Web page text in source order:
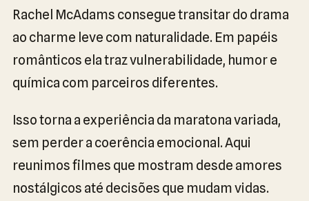
Rachel McAdams consegue transitar do drama
ao charme leve com naturalidade. Em papéis
românticos ela traz vulnerabilidade, humor e
química com parceiros diferentes.
Isso torna a experiência da maratona variada,
sem perder a coerência emocional. Aqui
reunimos filmes que mostram desde amores
nostálgicos até decisões que mudam vidas.